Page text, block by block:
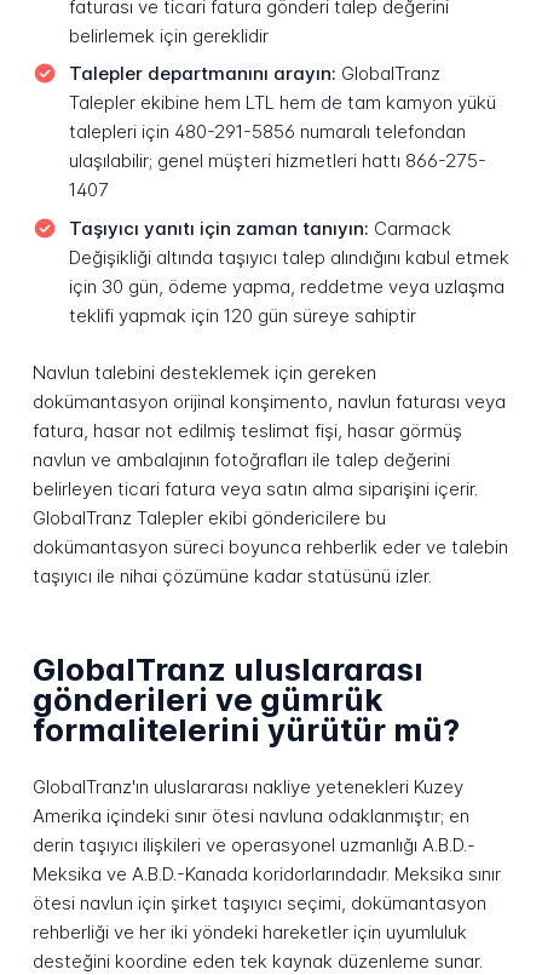
faturası ve ticari fatura gönderi talep değerini
belirlemek için gereklidir
Talepler departmanını arayın: GlobalTranz
Talepler ekibine hem LTL hem de tam kamyon yükü
talepleri için 480-291-5856 numaralı telefondan
ulaşılabilir; genel müşteri hizmetleri hattı 866-275-
1407
Taşıyıcı yanıtı için zaman tanıyın: Carmack
Değişikliği altında taşıyıcı talep alındığını kabul etmek
için 30 gün, ödeme yapma, reddetme veya uzlaşma
teklifi yapmak için 120 gün süreye sahiptir
Navlun talebini desteklemek için gereken
dokümantasyon orijinal konşimento, navlun faturası veya
fatura, hasar not edilmiş teslimat fişi, hasar görmüş
navlun ve ambalajının fotoğrafları ile talep değerini
belirleyen ticari fatura veya satın alma siparişini içerir.
GlobalTranz Talepler ekibi göndericilere bu
dokümantasyon süreci boyunca rehberlik eder ve talebin
taşıyıcı ile nihai çözümüne kadar statüsünü izler.
GlobalTranz uluslararası
gönderileri ve gümrük
formalitelerini yürütür mü?
GlobalTranz'ın uluslararası nakliye yetenekleri Kuzey
Amerika içindeki sınır ötesi navluna odaklanmıştır; en
derin taşıyıcı ilişkileri ve operasyonel uzmanlığı A.B.D.-
Meksika ve A.B.D.-Kanada koridorlarındadır. Meksika sınır
ötesi navlun için şirket taşıyıcı seçimi, dokümantasyon
rehberliği ve her iki yöndeki hareketler için uyumluluk
desteğini koordine eden tek kaynak düzenleme sunar.